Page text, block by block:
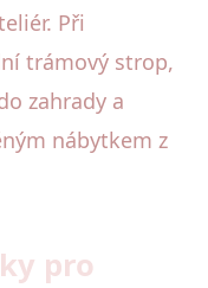
Při
trámový strop,
zahrady a
nábytkem z
pro